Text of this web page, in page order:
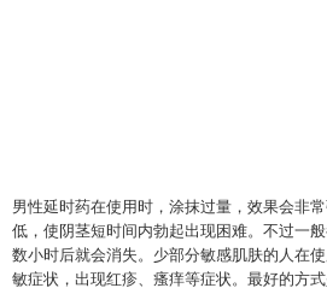
男性延时药在使用时，涂抹过量，效果会非
低，使阴茎短时间内勃起出现困难。不过一
数小时后就会消失。少部分敏感肌肤的人在
敏症状，出现红疹、瘙痒等症状。最好的方